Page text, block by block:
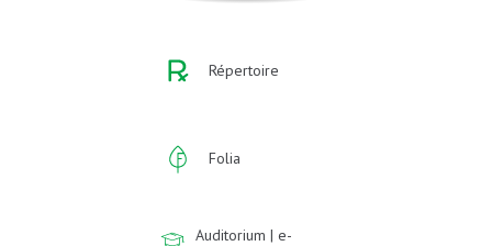
Répertoire
Folia
Auditorium | e-